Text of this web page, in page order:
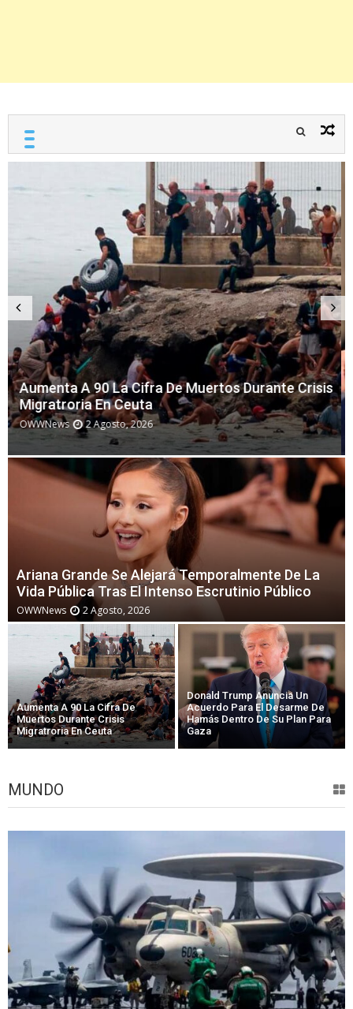
Donald Trump Anuncia Un Acuerdo Para El
Desarme De Hamás Dentro De Su Plan Para Gaza
OWWNews 30 Julio, 2026
Ariana Grande Se Alejará Temporalmente De La
Vida Pública Tras El Intenso Escrutinio Público
OWWNews 2 Agosto, 2026
Aumenta A 90 La Cifra De
Muertos Durante Crisis
Migratroria En Ceuta
Donald Trump Anuncia Un
Acuerdo Para El Desarme De
Hamás Dentro De Su Plan Para
Gaza
MUNDO